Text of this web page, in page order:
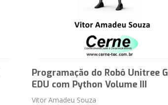
Programação do Robô Unitree
EDU com Python Volume III
Vitor Amadeu Souza